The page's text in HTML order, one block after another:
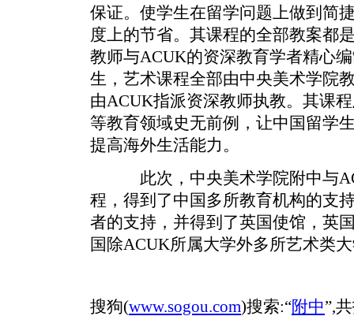
保证。使学生在留学问题上做到简
度上的节省。其课程的全部教案都
教师与ACUK的资深教育学者精心
生，艺术课程全部由中央美术学院
由ACUK指派资深教师执教。其课
等教育领域史无前例，让中国留学
提高海外生活能力。
此次，中央美术学院附中与
程，得到了中国多所教育机构的支
者的支持，并得到了英国使馆，英
国除ACUK所属大学外多所艺术类
搜狗(www.sogou.com)搜索:“附中”,